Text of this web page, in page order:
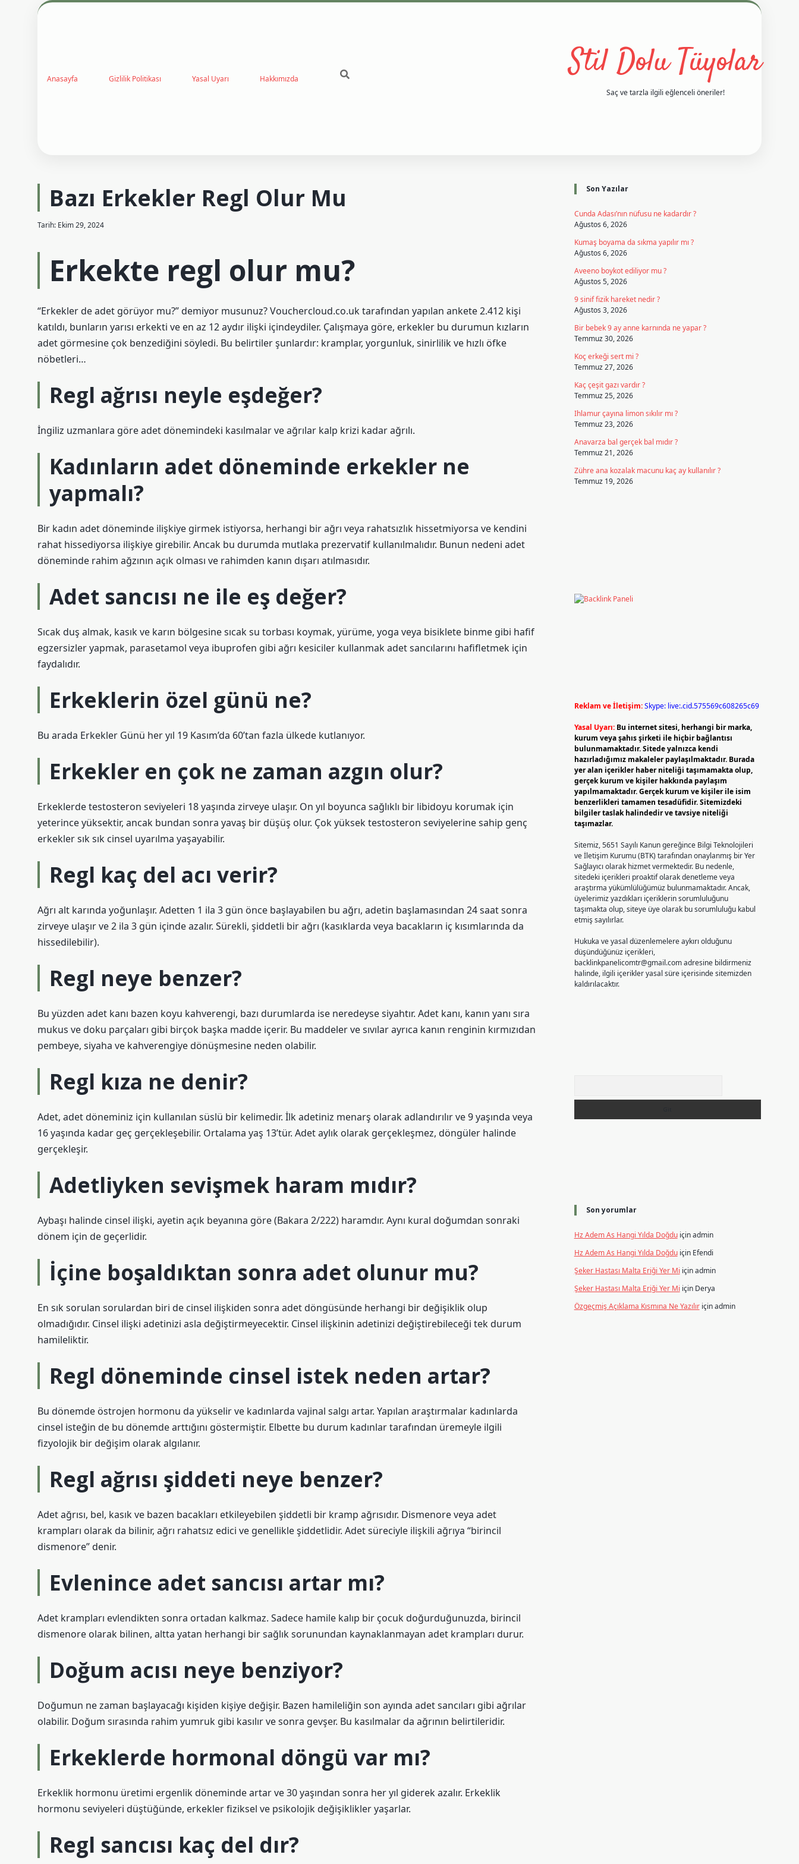
Anasayfa Gizlilik Politikası Yasal Uyarı Hakkımızda Stil Dolu Tüyolar
Saç ve tarzla ilgili eğlenceli öneriler!
Bazı Erkekler Regl Olur Mu
Tarih: Ekim 29, 2024
Erkekte regl olur mu?
“Erkekler de adet görüyor mu?” demiyor musunuz? Vouchercloud.co.uk tarafından yapılan ankete 2.412 kişi
katıldı, bunların yarısı erkekti ve en az 12 aydır ilişki içindeydiler. Çalışmaya göre, erkekler bu durumun kızların
adet görmesine çok benzediğini söyledi. Bu belirtiler şunlardır: kramplar, yorgunluk, sinirlilik ve hızlı öfke
nöbetleri…
Regl ağrısı neyle eşdeğer?
İngiliz uzmanlara göre adet dönemindeki kasılmalar ve ağrılar kalp krizi kadar ağrılı.
Kadınların adet döneminde erkekler ne
yapmalı?
Bir kadın adet döneminde ilişkiye girmek istiyorsa, herhangi bir ağrı veya rahatsızlık hissetmiyorsa ve kendini
rahat hissediyorsa ilişkiye girebilir. Ancak bu durumda mutlaka prezervatif kullanılmalıdır. Bunun nedeni adet
döneminde rahim ağzının açık olması ve rahimden kanın dışarı atılmasıdır.
Adet sancısı ne ile eş değer?
Sıcak duş almak, kasık ve karın bölgesine sıcak su torbası koymak, yürüme, yoga veya bisiklete binme gibi hafif
egzersizler yapmak, parasetamol veya ibuprofen gibi ağrı kesiciler kullanmak adet sancılarını hafifletmek için
faydalıdır.
Erkeklerin özel günü ne?
Bu arada Erkekler Günü her yıl 19 Kasım’da 60’tan fazla ülkede kutlanıyor.
Erkekler en çok ne zaman azgın olur?
Erkeklerde testosteron seviyeleri 18 yaşında zirveye ulaşır. On yıl boyunca sağlıklı bir libidoyu korumak için
yeterince yüksektir, ancak bundan sonra yavaş bir düşüş olur. Çok yüksek testosteron seviyelerine sahip genç
erkekler sık ​​sık cinsel uyarılma yaşayabilir.
Regl kaç del acı verir?
Ağrı alt karında yoğunlaşır. Adetten 1 ila 3 gün önce başlayabilen bu ağrı, adetin başlamasından 24 saat sonra
zirveye ulaşır ve 2 ila 3 gün içinde azalır. Sürekli, şiddetli bir ağrı (kasıklarda veya bacakların iç kısımlarında da
hissedilebilir).
Regl neye benzer?
Bu yüzden adet kanı bazen koyu kahverengi, bazı durumlarda ise neredeyse siyahtır. Adet kanı, kanın yanı sıra
mukus ve doku parçaları gibi birçok başka madde içerir. Bu maddeler ve sıvılar ayrıca kanın renginin kırmızıdan
pembeye, siyaha ve kahverengiye dönüşmesine neden olabilir.
Regl kıza ne denir?
Adet, adet döneminiz için kullanılan süslü bir kelimedir. İlk adetiniz menarş olarak adlandırılır ve 9 yaşında veya
16 yaşında kadar geç gerçekleşebilir. Ortalama yaş 13’tür. Adet aylık olarak gerçekleşmez, döngüler halinde
gerçekleşir.
Adetliyken sevişmek haram mıdır?
Aybaşı halinde cinsel ilişki, ayetin açık beyanına göre (Bakara 2/222) haramdır. Aynı kural doğumdan sonraki
dönem için de geçerlidir.
İçine boşaldıktan sonra adet olunur mu?
En sık sorulan sorulardan biri de cinsel ilişkiden sonra adet döngüsünde herhangi bir değişiklik olup
olmadığıdır. Cinsel ilişki adetinizi asla değiştirmeyecektir. Cinsel ilişkinin adetinizi değiştirebileceği tek durum
hamileliktir.
Regl döneminde cinsel istek neden artar?
Bu dönemde östrojen hormonu da yükselir ve kadınlarda vajinal salgı artar. Yapılan araştırmalar kadınlarda
cinsel isteğin de bu dönemde arttığını göstermiştir. Elbette bu durum kadınlar tarafından üremeyle ilgili
fizyolojik bir değişim olarak algılanır.
Regl ağrısı şiddeti neye benzer?
Adet ağrısı, bel, kasık ve bazen bacakları etkileyebilen şiddetli bir kramp ağrısıdır. Dismenore veya adet
krampları olarak da bilinir, ağrı rahatsız edici ve genellikle şiddetlidir. Adet süreciyle ilişkili ağrıya “birincil
dismenore” denir.
Evlenince adet sancısı artar mı?
Adet krampları evlendikten sonra ortadan kalkmaz. Sadece hamile kalıp bir çocuk doğurduğunuzda, birincil
dismenore olarak bilinen, altta yatan herhangi bir sağlık sorunundan kaynaklanmayan adet krampları durur.
Doğum acısı neye benziyor?
Doğumun ne zaman başlayacağı kişiden kişiye değişir. Bazen hamileliğin son ayında adet sancıları gibi ağrılar
olabilir. Doğum sırasında rahim yumruk gibi kasılır ve sonra gevşer. Bu kasılmalar da ağrının belirtileridir.
Erkeklerde hormonal döngü var mı?
Erkeklik hormonu üretimi ergenlik döneminde artar ve 30 yaşından sonra her yıl giderek azalır. Erkeklik
hormonu seviyeleri düştüğünde, erkekler fiziksel ve psikolojik değişiklikler yaşarlar.
Regl sancısı kaç del dır?
Sidebar
Son Yazılar
Cunda Adası’nın nüfusu ne kadardır ?
Ağustos 6, 2026
Kumaş boyama da sıkma yapılır mı ?
Ağustos 6, 2026
Aveeno boykot ediliyor mu ?
Ağustos 5, 2026
9 sinif fizik hareket nedir ?
Ağustos 3, 2026
Bir bebek 9 ay anne karnında ne yapar ?
Temmuz 30, 2026
Koç erkeği sert mi ?
Temmuz 27, 2026
Kaç çeşit gazı vardır ?
Temmuz 25, 2026
Ihlamur çayına limon sıkılır mı ?
Temmuz 23, 2026
Anavarza bal gerçek bal mıdır ?
Temmuz 21, 2026
Zühre ana kozalak macunu kaç ay kullanılır ?
Temmuz 19, 2026
Reklam ve İletişim:Skype: live:.cid.575569c608265c69
Yasal Uyarı: Bu internet sitesi, herhangi bir marka,
kurum veya şahıs şirketi ile hiçbir bağlantısı
bulunmamaktadır. Sitede yalnızca kendi
hazırladığımız makaleler paylaşılmaktadır. Burada
yer alan içerikler haber niteliği taşımamakta olup,
gerçek kurum ve kişiler hakkında paylaşım
yapılmamaktadır. Gerçek kurum ve kişiler ile isim
benzerlikleri tamamen tesadüfidir. Sitemizdeki
bilgiler taslak halindedir ve tavsiye niteliği
taşımazlar.
Sitemiz, 5651 Sayılı Kanun gereğince Bilgi Teknolojileri
ve İletişim Kurumu (BTK) tarafından onaylanmış bir Yer
Sağlayıcı olarak hizmet vermektedir. Bu nedenle,
sitedeki içerikleri proaktif olarak denetleme veya
araştırma yükümlülüğümüz bulunmamaktadır. Ancak,
üyelerimiz yazdıkları içeriklerin sorumluluğunu
taşımakta olup, siteye üye olarak bu sorumluluğu kabul
etmiş sayılırlar.
Hukuka ve yasal düzenlemelere aykırı olduğunu
düşündüğünüz içerikleri,
backlinkpanelicomtr@gmail.comadresine bildirmeniz
halinde, ilgili içerikler yasal süre içerisinde sitemizden
kaldırılacaktır.
Son yorumlar
Hz Adem As Hangi Yılda Doğduiçinadmin
Hz Adem As Hangi Yılda Doğduiçin Efendi
Şeker Hastası Malta Eriği Yer Mi içinadmin
Şeker Hastası Malta Eriği Yer Mi için Derya
Özgeçmiş Açıklama Kısmına Ne Yazılıriçinadmin